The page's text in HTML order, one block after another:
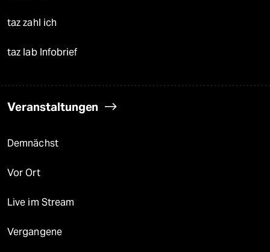
taz zahl ich
taz lab Infobrief
Veranstaltungen
Demnächst
Vor Ort
Live im Stream
Vergangene